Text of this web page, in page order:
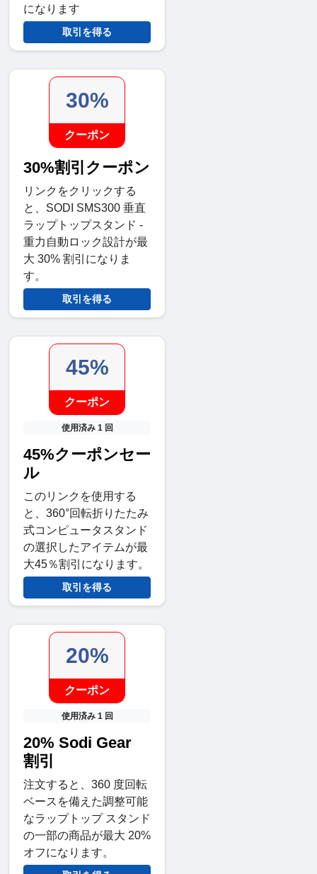
になります
取引を得る
30%
クーポン
30%割引クーポン
リンクをクリックする
と、SODI SMS300 垂直
ラップトップスタンド -
重力自動ロック設計が最
大 30% 割引になりま
す。
取引を得る
45%
クーポン
使用済み 1 回
45%クーポンセー
ル
このリンクを使用する
と、360°回転折りたたみ
式コンピュータスタンド
の選択したアイテムが最
大45％割引になります。
取引を得る
20%
クーポン
使用済み 1 回
20% Sodi Gear
割引
注文すると、360 度回転
ベースを備えた調整可能
なラップトップ スタンド
の一部の商品が最大 20%
オフになります。